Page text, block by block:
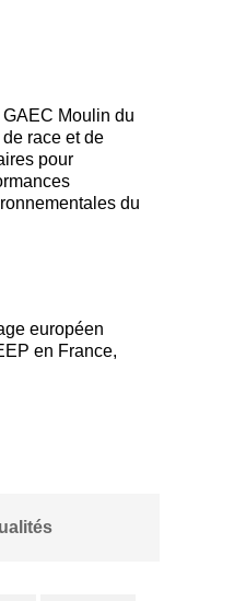
GAEC Moulin du
race et de
pour
du
européen
en France,